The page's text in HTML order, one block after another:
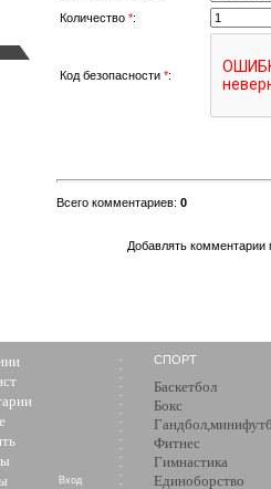
Количество *:
Код безопасности *:
Всего комментариев: 0
Добавлять комментарии
СПОРТ
Баскетбол
Бокс
Фитнес
Гимнастика
Единоборство
Вход